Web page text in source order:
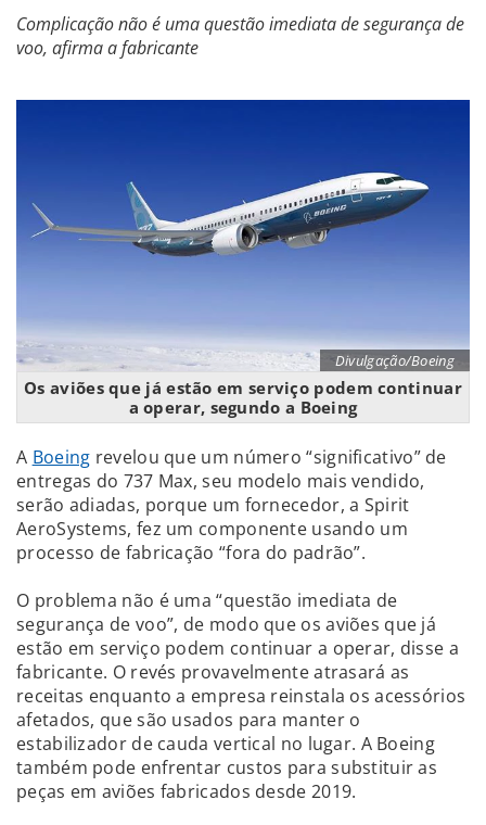
Complicação não é uma questão imediata de segurança de
voo, afirma a fabricante
Divulgação/Boeing
Os aviões que já estão em serviço podem continuar
a operar, segundo a Boeing
A Boeing revelou que um número “significativo” de
entregas do 737 Max, seu modelo mais vendido,
serão adiadas, porque um fornecedor, a Spirit
AeroSystems, fez um componente usando um
processo de fabricação “fora do padrão”.
O problema não é uma “questão imediata de
segurança de voo”, de modo que os aviões que já
estão em serviço podem continuar a operar, disse a
fabricante. O revés provavelmente atrasará as
receitas enquanto a empresa reinstala os acessórios
afetados, que são usados para manter o
estabilizador de cauda vertical no lugar. A Boeing
também pode enfrentar custos para substituir as
peças em aviões fabricados desde 2019.